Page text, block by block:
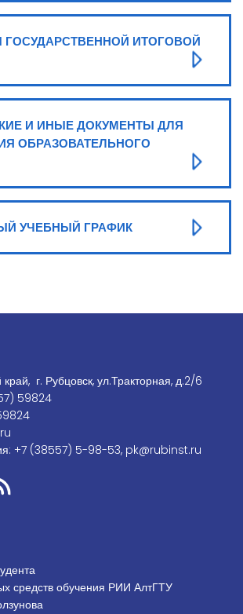
ИТОГОВОЙ
И ИНЫЕ ДОКУМЕНТЫ ДЛЯ
ОБРАЗОВАТЕЛЬНОГО
УЧЕБНЫЙ ГРАФИК
г. Рубцовск, ул.Тракторная, д.2/6
59824
+7 (38557) 5-98-53, pk@rubinst.ru
средств обучения РИИ АлтГТУ